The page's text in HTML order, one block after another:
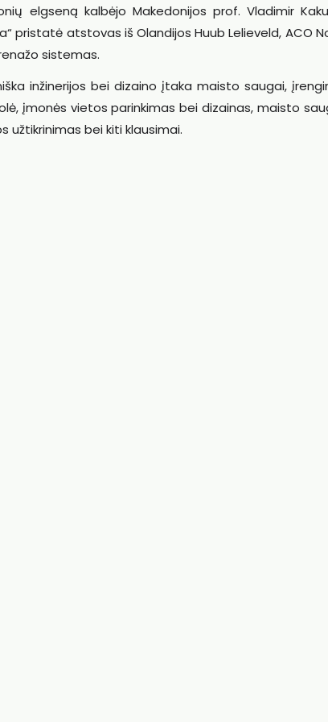
elgseną kalbėjo Makedonijos prof. Vladimir
pristatė atstovas iš Olandijos Huub Lelieveld, ACO
sistemas.
inžinerijos bei dizaino įtaka maisto saugai,
įmonės vietos parinkimas bei dizainas, maisto
bei kiti klausimai.